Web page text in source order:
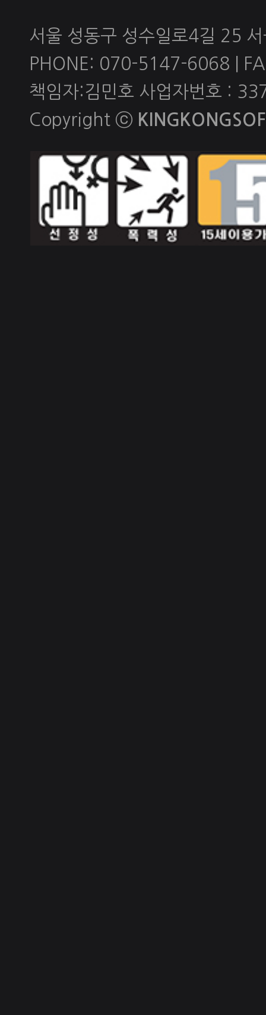
서울 성동구 성수일로4길 25
PHONE: 070-5147-6068 |
책임자:김민호 사업자번호 :
Copyright ⓒ